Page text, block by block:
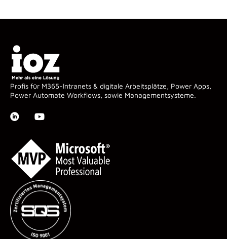
Profis für M365-Intranets & digitale Arbeitsplätze, Power Apps,
Power Automate Workflows, sowie Managementsysteme.